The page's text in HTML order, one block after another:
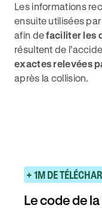
Les informations
ensuite utilisées
afin defaciliter les
résultent de
exactes relevées
après la collision.
+ 1M DE
Le code de